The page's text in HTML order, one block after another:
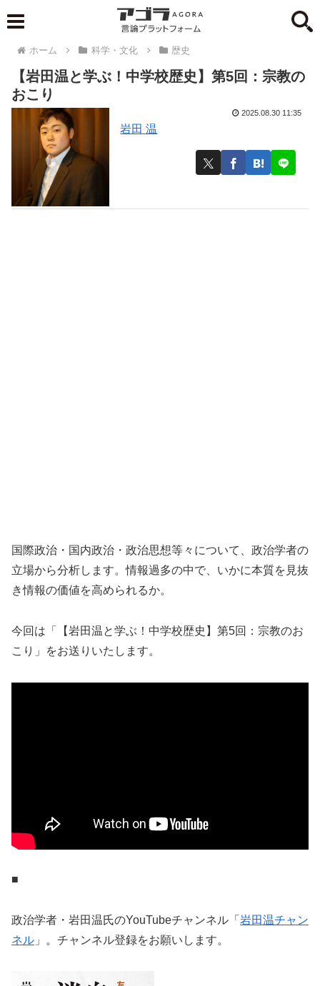
ホーム 科学・文化 歴史
【岩田温と学ぶ！中学校歴史】第5回：宗教の
おこり
岩田 温
2025.08.30 11:35
国際政治・国内政治・政治思想等々について、政治学者の
立場から分析します。情報過多の中で、いかに本質を見抜
き情報の価値を高められるか。
今回は「【岩田温と学ぶ！中学校歴史】第5回：宗教のお
こり」をお送りいたします。
■
政治学者・岩田温氏のYouTubeチャンネル「 岩田温チャン
ネル 」。チャンネル登録をお願いします。